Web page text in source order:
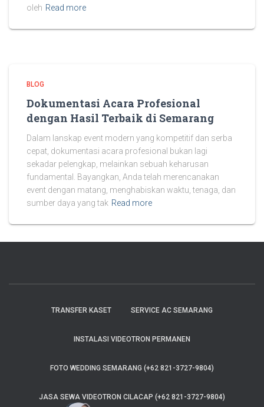
oleh Read more
BLOG
Dokumentasi Acara Profesional
dengan Hasil Terbaik di Semarang
Dalam lanskap event modern yang kompetitif dan serba
cepat, dokumentasi acara profesional bukan lagi
sekadar pelengkap, melainkan sebuah keharusan
fundamental. Bayangkan, Anda telah merencanakan
event dengan matang, menghabiskan waktu, tenaga, dan
sumber daya yang tak Read more
TRANSFER KASET SERVICE AC SEMARANG
INSTALASI VIDEOTRON PERMANEN
FOTO WEDDING SEMARANG (+62 821-3727-9804)
JASA SEWA VIDEOTRON CILACAP (+62 821-3727-9804)